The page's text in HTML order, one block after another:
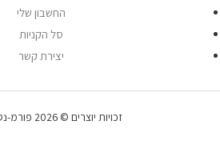
החשבון שלי
סל הקניות
יצירת קשר
זכויות יוצרים © 2026 פורמ-נט מחשבים